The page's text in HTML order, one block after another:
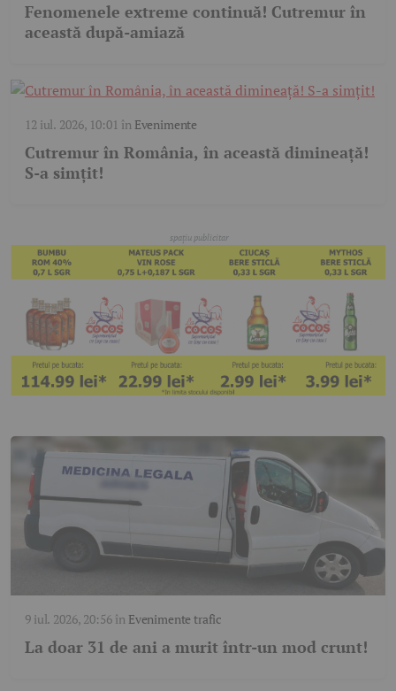
Fenomenele extreme continuă! Cutremur în
această după-amiază
12 iul. 2026, 10:01 în Evenimente
Cutremur în România, în această dimineață!
S-a simțit!
9 iul. 2026, 20:56în Evenimente trafic
La doar 31 de ani a murit într-un mod crunt!